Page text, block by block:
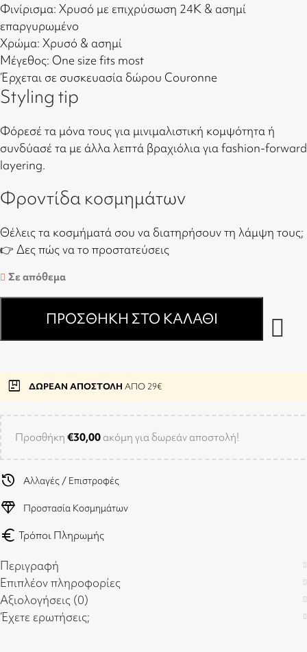
Φινίρισμα: Χρυσό με επιχρύσωση 24Κ & ασημί
επαργυρωμένο
Χρώμα: Χρυσό & ασημί
Μέγεθος: One size fits most
Έρχεται σε συσκευασία δώρου Couronne
Styling tip
Φόρεσέ τα μόνα τους για μινιμαλιστική κομψότητα ή
συνδύασέ τα με άλλα λεπτά βραχιόλια για fashion-forward
layering.
Φροντίδα κοσμημάτων
Θέλεις τα κοσμήματά σου να διατηρήσουν τη λάμψη τους;
👉 Δες πώς να το προστατεύσεις
Σε απόθεμα
ΠΡΟΣΘΉΚΗ ΣΤΟ ΚΑΛΆΘΙ
package ΔΩΡΕΑΝ ΑΠΟΣΤΟΛΗ ΑΠΟ 29€
Προσθήκη €30,00 ακόμη για δωρεάν αποστολή!
history Αλλαγές / Επιστροφές
diamond Προστασία Κοσμημάτων
euro Τρόποι Πληρωμής
Περιγραφή
Επιπλέον πληροφορίες
Αξιολογήσεις (0)
Έχετε ερωτήσεις;